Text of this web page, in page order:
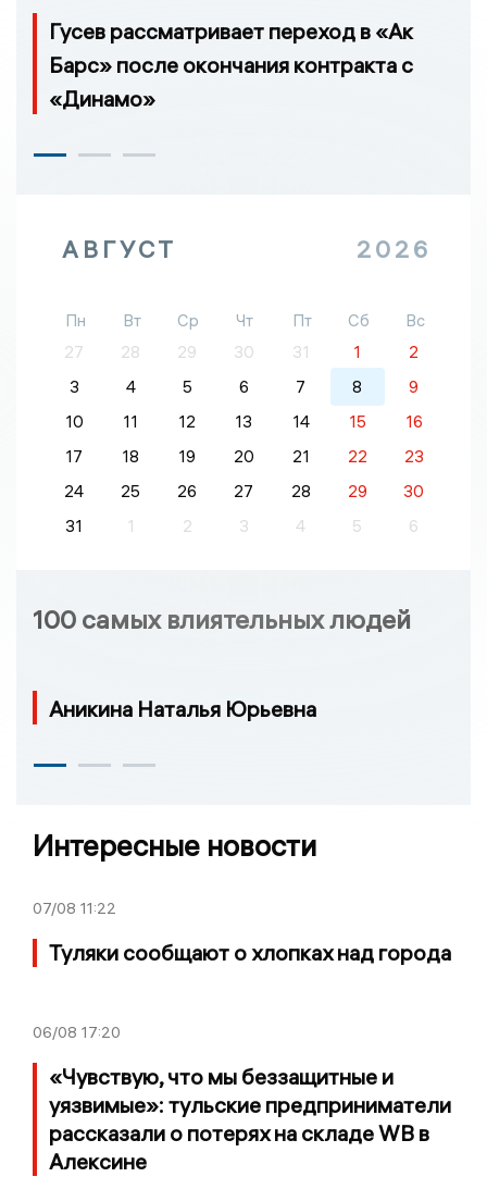
Гусев рассматривает переход в «Ак
Барс» после окончания контракта с
«Динамо»
АВГУСТ 2026
Пн Вт Ср Чт Пт Сб
Вс
27
28 29 30 31 1
2
3
4 5 6 7 8
9
10
11 12 13 14 15
16
17
18 19 20 21 22
23
24
25 26 27 28 29
30
31
1 2 3 4 5 6
100 самых влиятельных людей
Аникина Наталья Юрьевна
Интересные новости
07/08 11:22
Туляки сообщают о хлопках над города
06/08 17:20
«Чувствую, что мы беззащитные и
уязвимые»: тульские предприниматели
рассказали о потерях на складе WB в
Алексине